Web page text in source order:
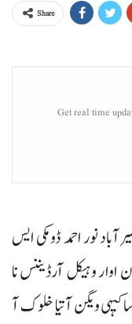
Share
Get real time
نور احمد ڈومکی ایس
اوار وہیکل آرڈیننس نا
کیہی ویگن آتیا خلوک آ